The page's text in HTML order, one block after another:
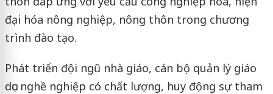
đại hóa nông nghiệp, nông thôn trong chương
trình đào tạo.
Phát triển đội ngũ nhà giáo, cán bộ quản lý giáo
dục nghề nghiệp có chất lượng, huy động sự tham